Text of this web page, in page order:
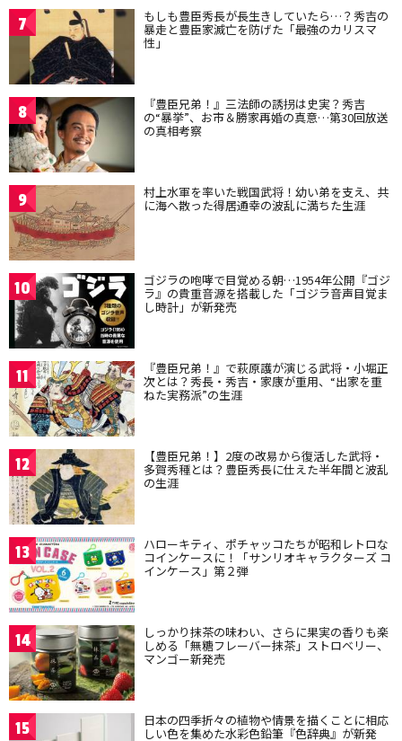
7 もしも豊臣秀長が長生きしていたら…？秀吉の
暴走と豊臣家滅亡を防げた「最強のカリスマ
性」
8 『豊臣兄弟！』三法師の誘拐は史実？秀吉
の“暴挙”、お市＆勝家再婚の真意…第30回放送
の真相考察
9 村上水軍を率いた戦国武将！幼い弟を支え、共
に海へ散った得居通幸の波乱に満ちた生涯
10 ゴジラの咆哮で目覚める朝…1954年公開『ゴジ
ラ』の貴重音源を搭載した「ゴジラ音声目覚ま
し時計」が新発売
11 『豊臣兄弟！』で萩原護が演じる武将・小堀正
次とは？秀長・秀吉・家康が重用、“出家を重
ねた実務派”の生涯
12 【豊臣兄弟！】2度の改易から復活した武将・
多賀秀種とは？豊臣秀長に仕えた半年間と波乱
の生涯
13 ハローキティ、ポチャッコたちが昭和レトロな
コインケースに！「サンリオキャラクターズ コ
インケース」第２弾
14 しっかり抹茶の味わい、さらに果実の香りも楽
しめる「無糖フレーバー抹茶」ストロベリー、
マンゴー新発売
15 日本の四季折々の植物や情景を描くことに相応
しい色を集めた水彩色鉛筆『色辞典』が新発